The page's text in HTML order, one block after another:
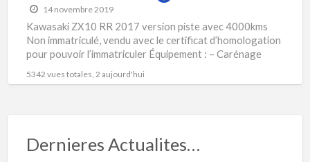
14 novembre 2019
Kawasaki ZX10 RR 2017 version piste avec 4000kms
Non immatriculé, vendu avec le certificat d’homologation
pour pouvoir l’immatriculer Équipement : – Carénage
5342 vues totales, 2 aujourd'hui
Dernieres Actualites…